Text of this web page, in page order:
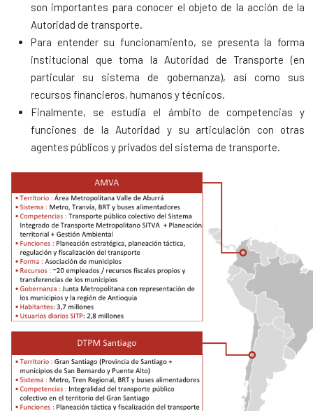
son importantes para conocer el objeto de la acción de la
Autoridad de transporte.
Para entender su funcionamiento, se presenta la forma
institucional que toma la Autoridad de Transporte (en
particular su sistema de gobernanza), así como sus
recursos financieros, humanos y técnicos.
Finalmente, se estudia el ámbito de competencias y
funciones de la Autoridad y su articulación con otras
agentes públicos y privados del sistema de transporte.